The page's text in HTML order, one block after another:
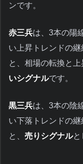
ンです。
赤三兵は、3本の陽
い上昇トレンドの
と、相場の転換と
いシグナルです。
黒三兵は、3本の陰
い下落トレンドの
と、 売りシグナルと